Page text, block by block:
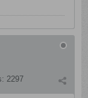
2297